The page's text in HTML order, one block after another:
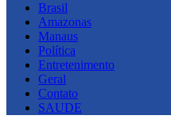
Brasil
Amazonas
Manaus
Política
Entretenimento
Geral
Contato
SAUDE